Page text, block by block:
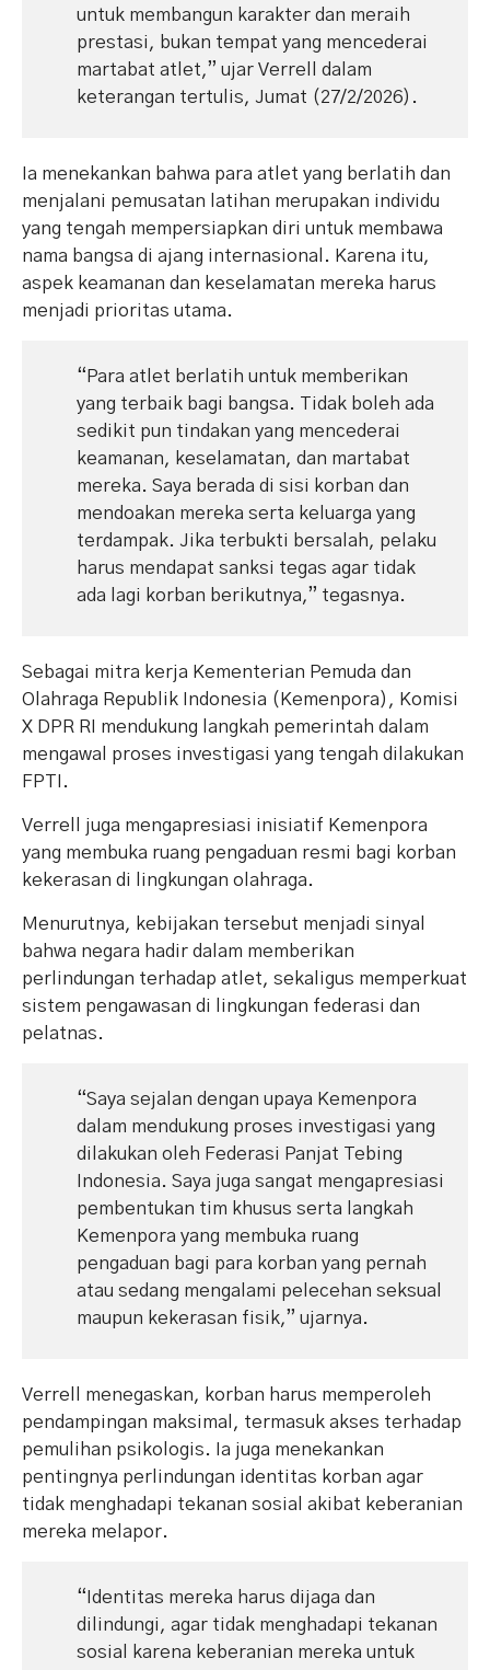
untuk membangun karakter dan meraih
prestasi, bukan tempat yang mencederai
martabat atlet,” ujar Verrell dalam
keterangan tertulis, Jumat (27/2/2026).
Ia menekankan bahwa para atlet yang berlatih dan
menjalani pemusatan latihan merupakan individu
yang tengah mempersiapkan diri untuk membawa
nama bangsa di ajang internasional. Karena itu,
aspek keamanan dan keselamatan mereka harus
menjadi prioritas utama.
“Para atlet berlatih untuk memberikan
yang terbaik bagi bangsa. Tidak boleh ada
sedikit pun tindakan yang mencederai
keamanan, keselamatan, dan martabat
mereka. Saya berada di sisi korban dan
mendoakan mereka serta keluarga yang
terdampak. Jika terbukti bersalah, pelaku
harus mendapat sanksi tegas agar tidak
ada lagi korban berikutnya,” tegasnya.
Sebagai mitra kerja Kementerian Pemuda dan
Olahraga Republik Indonesia (Kemenpora), Komisi
X DPR RI mendukung langkah pemerintah dalam
mengawal proses investigasi yang tengah dilakukan
FPTI.
Verrell juga mengapresiasi inisiatif Kemenpora
yang membuka ruang pengaduan resmi bagi korban
kekerasan di lingkungan olahraga.
Menurutnya, kebijakan tersebut menjadi sinyal
bahwa negara hadir dalam memberikan
perlindungan terhadap atlet, sekaligus memperkuat
sistem pengawasan di lingkungan federasi dan
pelatnas.
“Saya sejalan dengan upaya Kemenpora
dalam mendukung proses investigasi yang
dilakukan oleh Federasi Panjat Tebing
Indonesia. Saya juga sangat mengapresiasi
pembentukan tim khusus serta langkah
Kemenpora yang membuka ruang
pengaduan bagi para korban yang pernah
atau sedang mengalami pelecehan seksual
maupun kekerasan fisik,” ujarnya.
Verrell menegaskan, korban harus memperoleh
pendampingan maksimal, termasuk akses terhadap
pemulihan psikologis. Ia juga menekankan
pentingnya perlindungan identitas korban agar
tidak menghadapi tekanan sosial akibat keberanian
mereka melapor.
“Identitas mereka harus dijaga dan
dilindungi, agar tidak menghadapi tekanan
sosial karena keberanian mereka untuk